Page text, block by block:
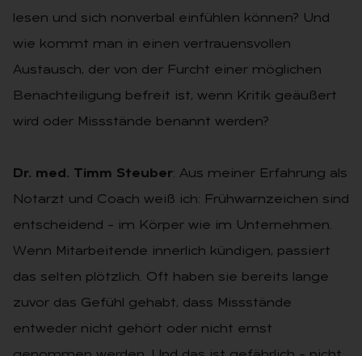
lesen und sich nonverbal einfühlen können? Und
wie kommt man in einen vertrauensvollen
Austausch, der von der Furcht einer möglichen
Benachteiligung befreit ist, wenn Kritik geäußert
wird oder Missstände benannt werden?
Dr. med. Timm Steuber: Aus meiner Erfahrung als
Notarzt und Coach weiß ich: Frühwarnzeichen sind
entscheidend – im Körper wie im Unternehmen.
Wenn Mitarbeitende innerlich kündigen, passiert
das selten plötzlich. Oft haben sie bereits lange
zuvor das Gefühl gehabt, dass Missstände
entweder nicht gehört oder nicht ernst